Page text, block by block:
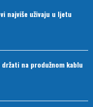
najviše uživaju u ljetu
na produžnom kablu